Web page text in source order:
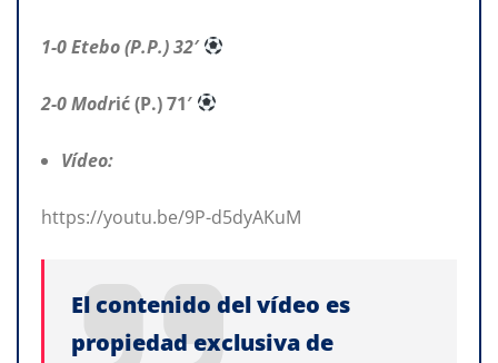
1-0 Etebo (P.P.) 32′
2-0 Modrić (P.) 71′
Vídeo:
https://youtu.be/9P-d5dyAKuM
El contenido del vídeo es
propiedad exclusiva de